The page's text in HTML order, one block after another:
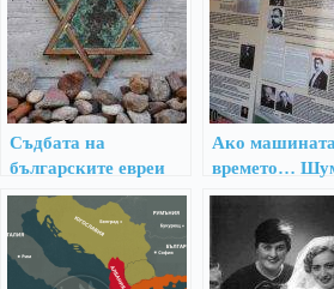
Съдбата на
българските евреи
през Втората
световна е спасение
и нищо друго
Ако
времето…
отвъд, март